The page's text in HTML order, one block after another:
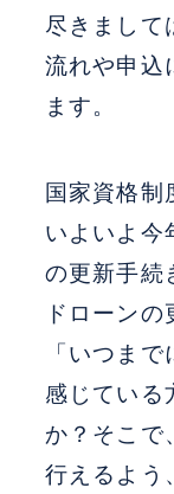
尽きまして
流れや申込
ます。
国家資格制
いよいよ今
の更新手続
ドローンの
「いつま
感じている
か？そこで
行えるよう